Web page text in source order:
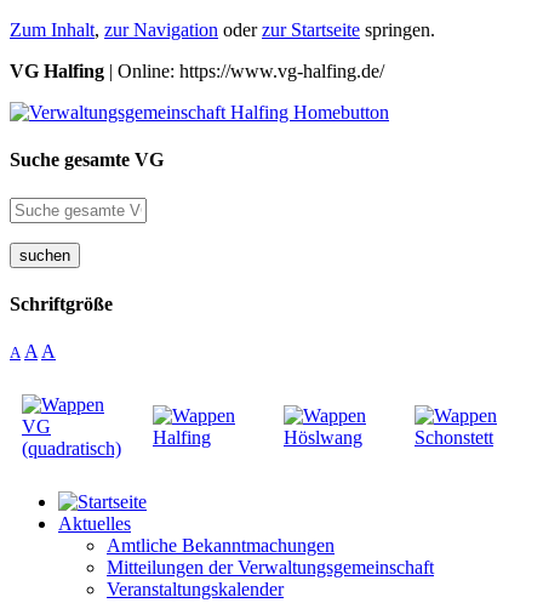
Zum Inhalt, zur Navigation oderzur Startseite springen.
VG Halfing | Online: https://www.vg-halfing.de/
Suche gesamte VG
suchen
Schriftgröße
A A A
Aktuelles
Amtliche Bekanntmachungen
Mitteilungen der Verwaltungsgemeinschaft
Veranstaltungskalender